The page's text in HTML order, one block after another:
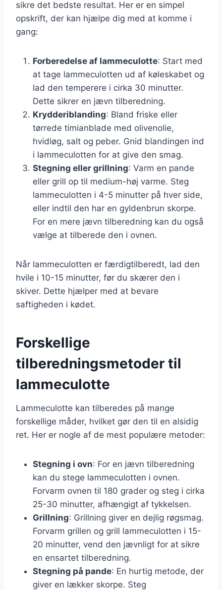
sikre det bedste resultat. Her er en simpel
opskrift, der kan hjælpe dig med at komme i
gang:
Forberedelse af lammeculotte: Start med
at tage lammeculotten ud af køleskabet og
lad den temperere i cirka 30 minutter.
Dette sikrer en jævn tilberedning.
Krydderiblanding: Bland friske eller
tørrede timianblade med olivenolie,
hvidløg, salt og peber. Gnid blandingen ind
i lammeculotten for at give den smag.
Stegning eller grillning: Varm en pande
eller grill op til medium-høj varme. Steg
lammeculotten i 4-5 minutter på hver side,
eller indtil den har en gyldenbrun skorpe.
For en mere jævn tilberedning kan du også
vælge at tilberede den i ovnen.
Når lammeculotten er færdigtilberedt, lad den
hvile i 10-15 minutter, før du skærer den i
skiver. Dette hjælper med at bevare
saftigheden i kødet.
Forskellige
tilberedningsmetoder til
lammeculotte
Lammeculotte kan tilberedes på mange
forskellige måder, hvilket gør den til en alsidig
ret. Her er nogle af de mest populære metoder:
Stegning i ovn: For en jævn tilberedning
kan du stege lammeculotten i ovnen.
Forvarm ovnen til 180 grader og steg i cirka
25-30 minutter, afhængigt af tykkelsen.
Grillning: Grillning giver en dejlig røgsmag.
Forvarm grillen og grill lammeculotten i 15-
20 minutter, vend den jævnligt for at sikre
en ensartet tilberedning.
Stegning på pande: En hurtig metode, der
giver en lækker skorpe. Steg